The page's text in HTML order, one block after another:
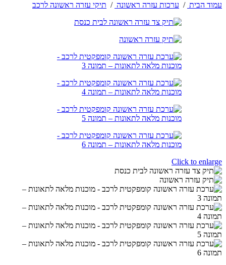
עמוד הבית / ערכות עזרה ראשונה / תיקי עזרה ראשונה לרכב
Click to enlarge